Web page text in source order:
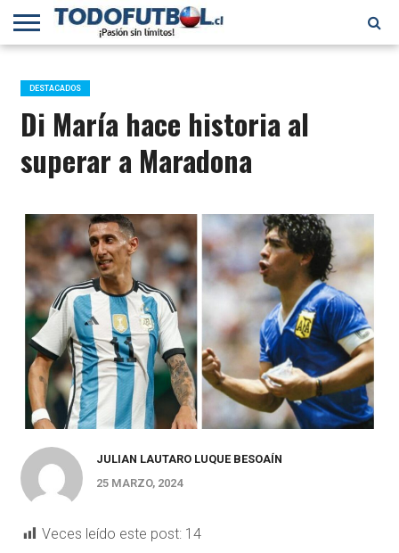
PRIMERA
B
SELECCIÓN
CHILENA
CHILENOS
EN EL
MUNDO
FÚTBOL
INTERNACIONAL
DESTACADOS
Di María hace historia al
superar a Maradona
JULIAN LAUTARO LUQUE BESOAÍN
25 MARZO, 2024
Veces leído este post: 14